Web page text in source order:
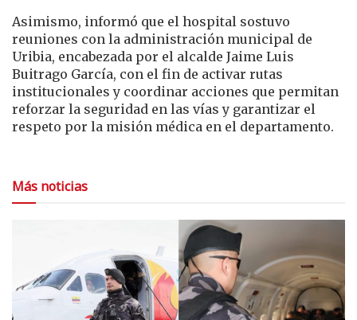
Asimismo, informó que el hospital sostuvo
reuniones con la administración municipal de
Uribia, encabezada por el alcalde Jaime Luis
Buitrago García, con el fin de activar rutas
institucionales y coordinar acciones que permitan
reforzar la seguridad en las vías y garantizar el
respeto por la misión médica en el departamento.
Más noticias